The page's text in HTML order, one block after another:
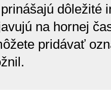
dôležité
na hornej
pridávať